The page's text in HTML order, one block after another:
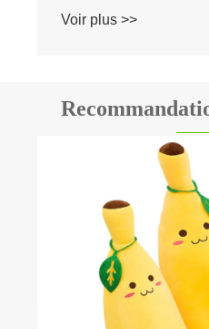
Qu'est-ce qui rend un
l'avocat si populaire?
Voir plus >>